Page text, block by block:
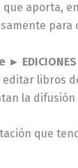
que aporta,
para
► EDICIONES
editar
la
que